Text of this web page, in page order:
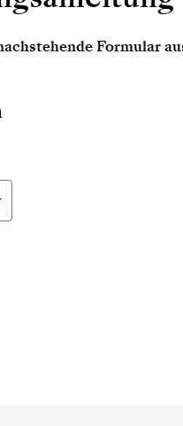
Formular